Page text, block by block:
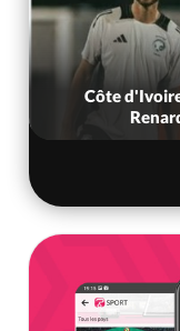
Côte